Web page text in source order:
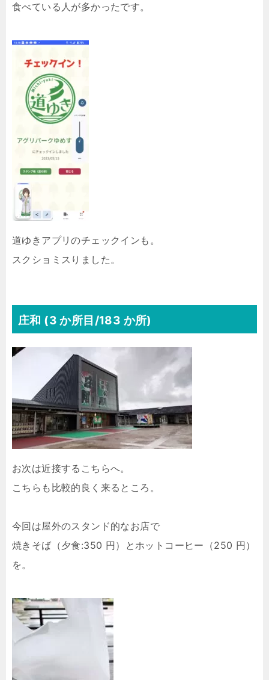
食べている人が多かったです。
道ゆきアプリのチェックインも。
スクショミスりました。
庄和 (3 か所目/183 か所)
お次は近接するこちらへ。
こちらも比較的良く来るところ。
今回は屋外のスタンド的なお店で
焼きそば（夕食:350 円）とホットコーヒー（250 円）
を。